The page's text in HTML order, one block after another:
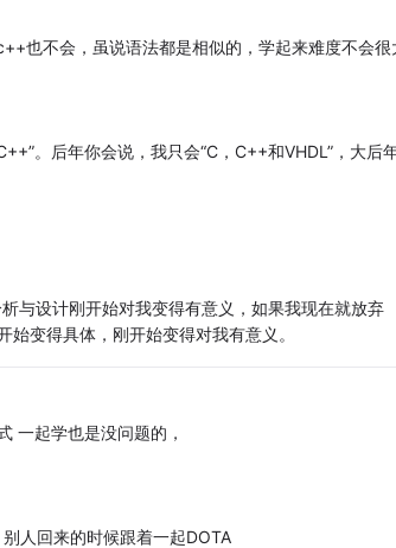
也不会，虽说语法都是相似的，学起来难度不会很
。后年你会说，我只会“C，C++和VHDL”，大后
与设计刚开始对我变得有意义，如果我现在就放弃
变得具体，刚开始变得对我有意义。
一起学也是没问题的，
人回来的时候跟着一起DOTA